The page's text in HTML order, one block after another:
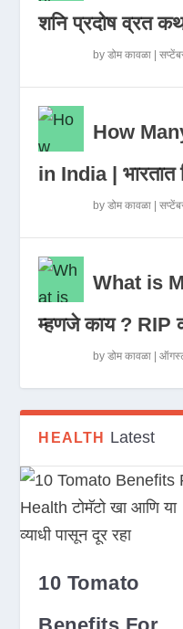
शनि प्रदोष व्रत
byडोम कावळा |
How
in India | भारतात
byडोम कावळा |
What is
म्हणजे काय ? RIP
byडोम कावळा |
HEALTH Latest
10 Tomato